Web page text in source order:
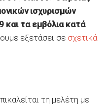
ισχυρισμών
και τα εμβόλια κατά
εξετάσει σε σχετικά
τη μελέτη με